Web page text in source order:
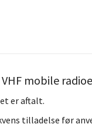
mobile
er aftalt.
tilladelse før